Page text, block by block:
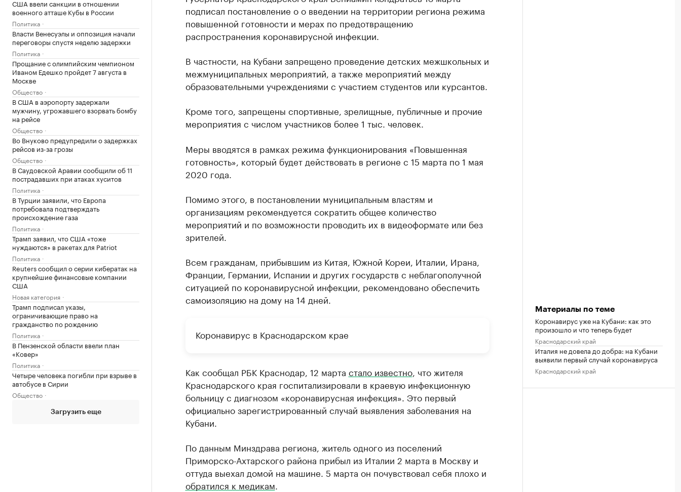
США ввели санкции в отношении
военного атташе Кубы в России
Политика
Власти Венесуэлы и оппозиция начали
переговоры спустя неделю задержки
Политика
Прощание с олимпийским чемпионом
Иваном Едешко пройдет 7 августа в
Москве
Общество
В США в аэропорту задержали
мужчину, угрожавшего взорвать бомбу
на рейсе
Общество
Во Внуково предупредили о задержках
рейсов из-за грозы
Общество
В Саудовской Аравии сообщили об 11
пострадавших при атаках хуситов
Политика
В Турции заявили, что Европа
потребовала подтверждать
происхождение газа
Политика
Трамп заявил, что США «тоже
нуждаются» в ракетах для Patriot
Политика
Reuters сообщил о серии кибератак на
крупнейшие финансовые компании
США
Новая категория
Трамп подписал указы,
ограничивающие право на
гражданство по рождению
Политика
В Пензенской области ввели план
«Ковер»
Политика
Четыре человека погибли при взрыве в
автобусе в Сирии
Общество
Загрузить еще
подписал постановление о о введении на территории региона режима
повышенной готовности и мерах по предотвращению
распространения коронавирусной инфекции.
В частности, на Кубани запрещено проведение детских межшкольных и
межмуниципальных мероприятий, а также мероприятий между
образовательными учреждениями с участием студентов или курсантов.
Кроме того, запрещены спортивные, зрелищные, публичные и прочие
мероприятия с числом участников более 1 тыс. человек.
Меры вводятся в рамках режима функционирования «Повышенная
готовность», который будет действовать в регионе с 15 марта по 1 мая
2020 года.
Помимо этого, в постановлении муниципальным властям и
организациям рекомендуется сократить общее количество
мероприятий и по возможности проводить их в видеоформате или без
зрителей.
Всем гражданам, прибывшим из Китая, Южной Кореи, Италии, Ирана,
Франции, Германии, Испании и других государств с неблагополучной
ситуацией по коронавирусной инфекции, рекомендовано обеспечить
самоизоляцию на дому на 14 дней.
Коронавирус в Краснодарском крае
Как сообщал РБК Краснодар, 12 марта стало известно, что жителя
Краснодарского края госпитализировали в краевую инфекционную
больницу с диагнозом «коронавирусная инфекция». Это первый
официально зарегистрированный случай выявления заболевания на
Кубани.
По данным Минздрава региона, житель одного из поселений
Приморско-Ахтарского района прибыл из Италии 2 марта в Москву и
оттуда выехал домой на машине. 5 марта он почувствовал себя плохо и
обратился к медикам
Материалы по теме
Коронавирус уже на Кубани: как это
произошло и что теперь будет
Краснодарский край
Италия не довела до добра: на Кубани
выявили первый случай коронавируса
Краснодарский край